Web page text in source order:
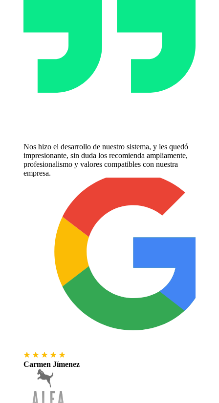
Nos hizo el desarrollo de nuestro sistema, y les quedó
impresionante, sin duda los recomienda ampliamente,
profesionalismo y valores compatibles con nuestra
empresa.
Carmen Jímenez